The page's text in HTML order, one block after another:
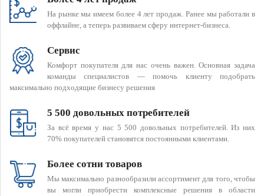
На рынке мы имеем более 4 лет продаж. Ранее мы работали в
оффлайне, а теперь развиваем сферу интернет-бизнеса.
Сервис
Комфорт покупателя для нас очень важен. Основная задача
команды специалистов — помочь клиенту подобрать
максимально подходящие бизнесу решения
5 500 довольных потребителей
За всё время у нас 5 500 довольных потребителей. Из них
70% покупателей становятся постоянными клиентами.
Более сотни товаров
Мы максимально разнообразили ассортимент для того, чтобы
вы могли приобрести комплексные решения в области